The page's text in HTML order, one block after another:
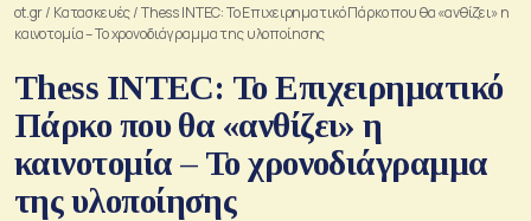
ot.gr/ Κατασκευές/Thess INTEC: Το Επιχειρηματικό Πάρκο που θα «ανθίζει» η
καινοτομία – Το χρονοδιάγραμμα της υλοποίησης
Thess INTEC: Το Επιχειρηματικό
Πάρκο που θα «ανθίζει» η
καινοτομία – Το χρονοδιάγραμμα
της υλοποίησης